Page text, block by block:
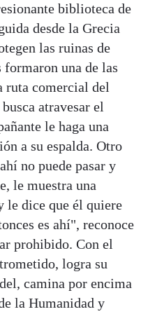
biblioteca de
desde la Grecia
las ruinas de
una de las
ruta comercial del
atravesar el
le haga una
a su espalda. Otro
no puede pasar y
le muestra una
le dice que él quiere
es ahí", reconoce
prohibido. Con el
logra su
camina por encima
la Humanidad y